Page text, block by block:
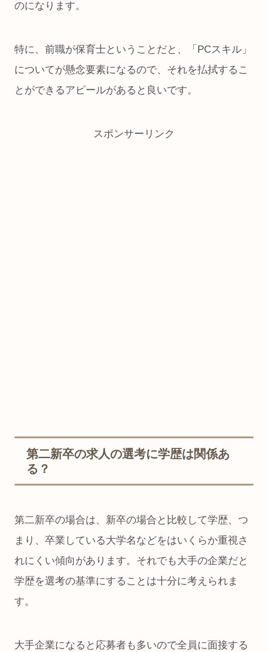
のになります。
特に、前職が保育士ということだと、「PCスキル」
についてが懸念要素になるので、それを払拭するこ
とができるアピールがあると良いです。
スポンサーリンク
第二新卒の求人の選考に学歴は関係あ
る？
第二新卒の場合は、新卒の場合と比較して学歴、つ
まり、卒業している大学名などをはいくらか重視さ
れにくい傾向があります。それでも大手の企業だと
学歴を選考の基準にすることは十分に考えられま
す。
大手企業になると応募者も多いので全員に面接する